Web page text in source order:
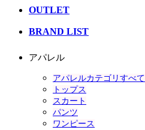
OUTLET
BRAND LIST
アパレル
アパレルカテゴリすべて
トップス
スカート
パンツ
ワンピース